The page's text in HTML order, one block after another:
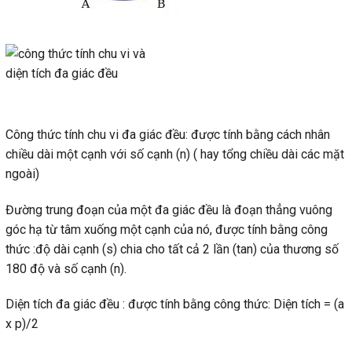
Công thức tính chu vi đa giác đều: được tính bằng cách nhân
chiều dài một cạnh với số cạnh (n) ( hay tổng chiều dài các mặt
ngoài)
Đường trung đoạn của một đa giác đều là đoạn thẳng vuông
góc hạ từ tâm xuống một cạnh của nó, được tính bằng công
thức :độ dài cạnh (s) chia cho tất cả 2 lần (tan) của thương số
180 độ và số cạnh (n).
Diện tích đa giác đều : được tính bằng công thức: Diện tích = (a
x p)/2